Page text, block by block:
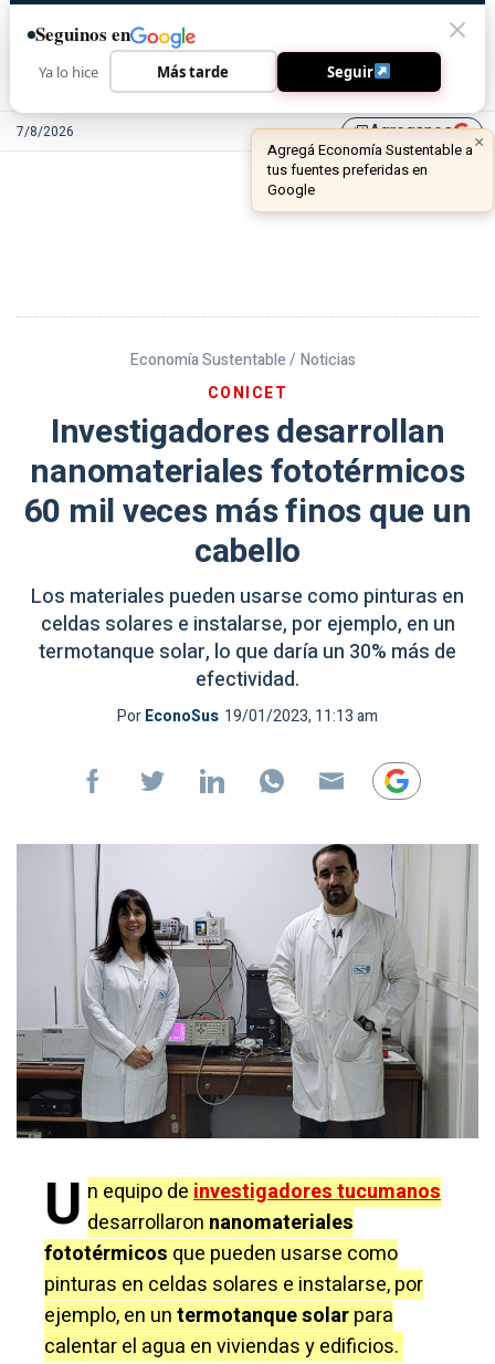
7/8/2026 library_addAgreganos
Economía Sustentable / Noticias
CONICET
Investigadores desarrollan
nanomateriales fototérmicos
60 mil veces más finos que un
cabello
Los materiales pueden usarse como pinturas en
celdas solares e instalarse, por ejemplo, en un
termotanque solar, lo que daría un 30% más de
efectividad.
PorEconoSus 19/01/2023, 11:13 am
U n equipo deinvestigadores tucumanos
desarrollaron nanomateriales
fototérmicos que pueden usarse como
pinturas en celdas solares e instalarse, por
ejemplo, en untermotanque solarpara
calentar el agua en viviendas y edificios.
Seguinos en
Ya lo hice Más tarde Seguir